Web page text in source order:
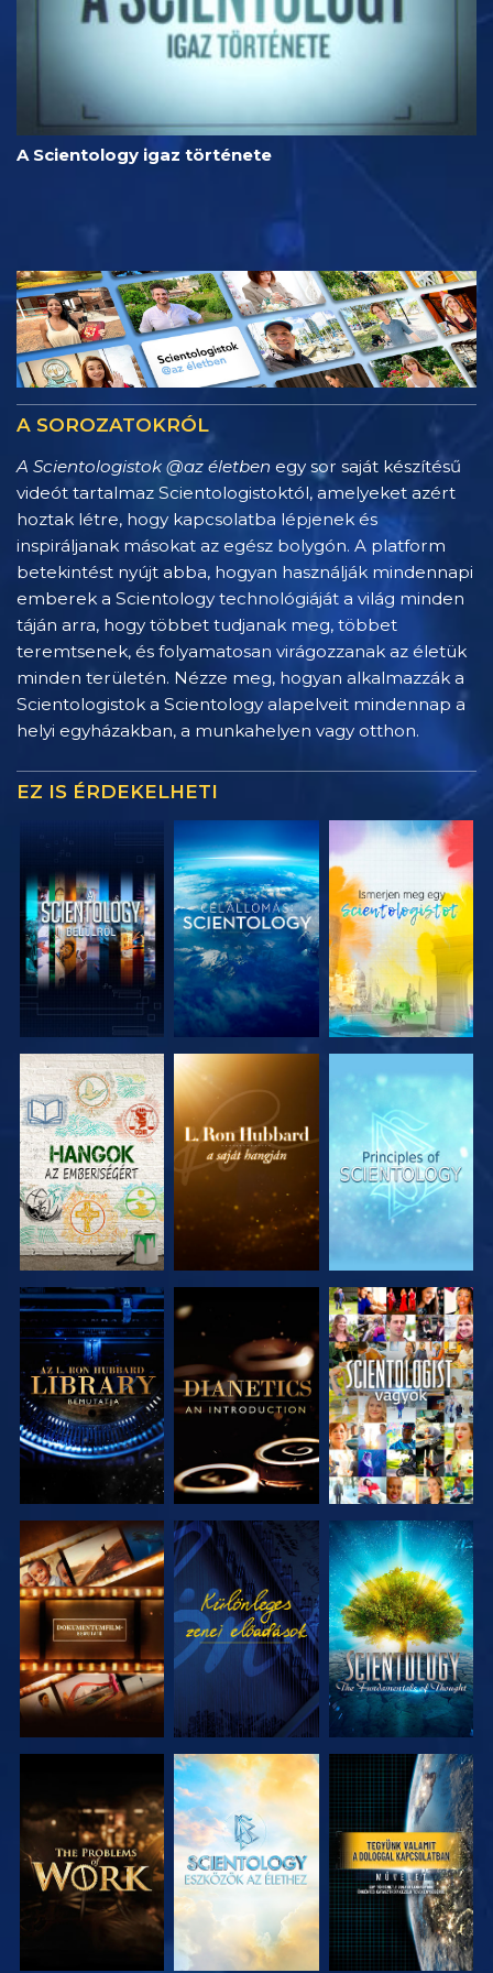
A Scientology igaz története
A SOROZATOKRÓL
A Scientologistok @az életben egy sor saját készítésű
videót tartalmaz Scientologistoktól, amelyeket azért
hoztak létre, hogy kapcsolatba lépjenek és
inspiráljanak másokat az egész bolygón. A platform
betekintést nyújt abba, hogyan használják mindennapi
emberek a Scientology technológiáját a világ minden
táján arra, hogy többet tudjanak meg, többet
teremtsenek, és folyamatosan virágozzanak az életük
minden területén. Nézze meg, hogyan alkalmazzák a
Scientologistok a Scientology alapelveit mindennap a
helyi egyházakban, a munkahelyen vagy otthon.
EZ IS ÉRDEKELHETI
A SOROZAT
RÉSZEI
A SOROZAT
RÉSZEI
A SOROZAT
RÉSZEI
A SOROZAT
RÉSZEI
A SOROZAT
RÉSZEI
MŰSORNÉZÉS
A SOROZAT
RÉSZEI
MŰSORNÉZÉS
A SOROZAT
RÉSZEI
A SOROZAT
RÉSZEI
A SOROZAT
RÉSZEI
MŰSORNÉZÉS